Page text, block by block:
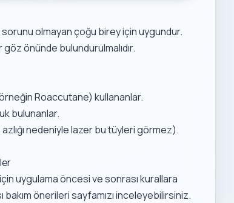
olmayan çoğu birey için uygundur.
önünde bulundurulmalıdır.
Roaccutane) kullananlar.
bulunanlar.
nedeniyle lazer bu tüyleri görmez).
uygulama öncesi ve sonrası kurallara
önerilerisayfamızı inceleyebilirsiniz.